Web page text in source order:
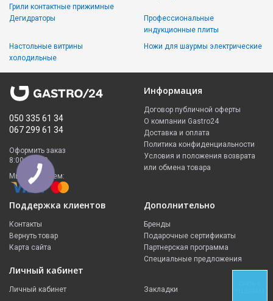
Грили контактные прижимные
Дегидраторы
Настольные витрины
холодильные
Профессиональные
индукционные плиты
Ножи для шаурмы электрические
050 335 61 34
067 299 61 34
Оформить заказ
8:00 - 23:00
Мы принимаем:
Информация
Договор публичной оферты
О компании Gastro24
Доставка и оплата
Политика конфиденциальности
Условия и положения возврата
или обмена товара
Поддержка клиентов
Контакты
Вернуть товар
Карта сайта
Дополнительно
Бренды
Подарочные сертификаты
Партнерская программа
Специальные предложения
Личный кабинет
Личный кабинет Закладки